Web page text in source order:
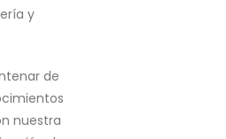
y
de
nuestra